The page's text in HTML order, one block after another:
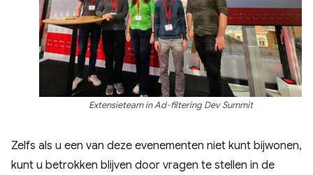
Extensieteam in Ad-filtering Dev Summit
Zelfs als u een van deze evenementen niet kunt bijwonen,
kunt u betrokken blijven door vragen te stellen in de